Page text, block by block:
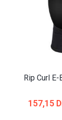
Rip Curl
157,15